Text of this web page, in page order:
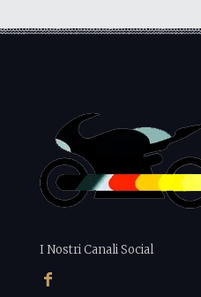
I Nostri Canali Social